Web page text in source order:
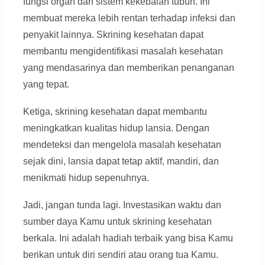
membuat mereka lebih rentan terhadap infeksi dan
penyakit lainnya. Skrining kesehatan dapat
membantu mengidentifikasi masalah kesehatan
yang mendasarinya dan memberikan penanganan
yang tepat.
Ketiga, skrining kesehatan dapat membantu
meningkatkan kualitas hidup lansia. Dengan
mendeteksi dan mengelola masalah kesehatan
sejak dini, lansia dapat tetap aktif, mandiri, dan
menikmati hidup sepenuhnya.
Jadi, jangan tunda lagi. Investasikan waktu dan
sumber daya Kamu untuk skrining kesehatan
berkala. Ini adalah hadiah terbaik yang bisa Kamu
berikan untuk diri sendiri atau orang tua Kamu.